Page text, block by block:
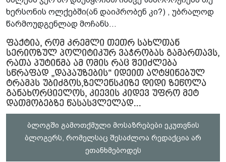
ხერსონის ოლქებში(ან დაიპრობენ კი?) , უბრალოდ
წარმოუდგენლად მოჩანს...
ფაქტია, რომ კრემლი თეთრ სახლთან
სერიოზულ პოლიტიკურ ვაჭრობას გამართავს,
რათა პუტინმა ამ ომის რაც შეიძლება
სწრაფად „დაპაუზების“ იდეით აღტყინებულ
ტრამპს უბიძგოს,ზელენსკიზე დიდი ზეწოლა
განახორციელოს, კიევის კიდევ უფრო მეტ
დათმობებზე წასასვლელად...
ბლოგში გამოთქმული მოსაზრებები ეკუთვნის
ბლოგერს, რომელსაც შესაძლოა რედაქცია არ
ეთანხმებოდეს